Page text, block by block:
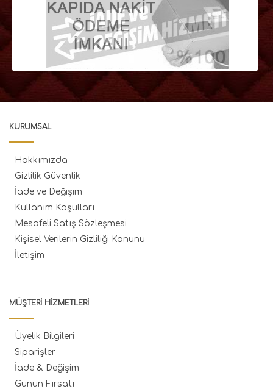
KURUMSAL
Hakkımızda
Gizlilik Güvenlik
İade ve Değişim
Kullanım Koşulları
Mesafeli Satış Sözleşmesi
Kişisel Verilerin Gizliliği Kanunu
İletişim
MÜŞTERI HIZMETLERI
Üyelik Bilgileri
Siparişler
İade & Değişim
Günün Fırsatı